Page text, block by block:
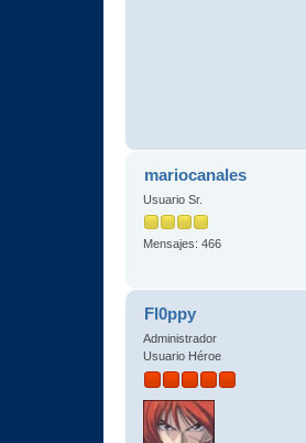
mariocanales
Usuario Sr.
Mensajes: 466
Fl0ppy
Administrador
Usuario Héroe